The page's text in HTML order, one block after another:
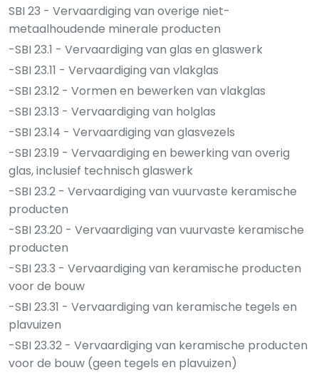
SBI 23 - Vervaardiging van overige niet-
metaalhoudende minerale producten
-SBI 23.1 - Vervaardiging van glas en glaswerk
-SBI 23.11 - Vervaardiging van vlakglas
-SBI 23.12 - Vormen en bewerken van vlakglas
-SBI 23.13 - Vervaardiging van holglas
-SBI 23.14 - Vervaardiging van glasvezels
-SBI 23.19 - Vervaardiging en bewerking van overig
glas, inclusief technisch glaswerk
-SBI 23.2 - Vervaardiging van vuurvaste keramische
producten
-SBI 23.20 - Vervaardiging van vuurvaste keramische
producten
-SBI 23.3 - Vervaardiging van keramische producten
voor de bouw
-SBI 23.31 - Vervaardiging van keramische tegels en
plavuizen
-SBI 23.32 - Vervaardiging van keramische producten
voor de bouw (geen tegels en plavuizen)